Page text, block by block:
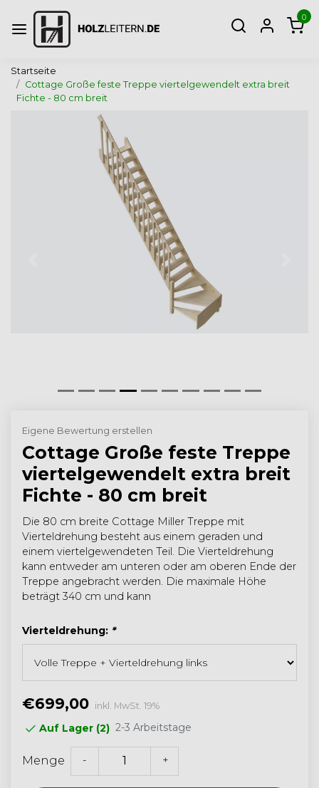
0
Startseite
Cottage Große feste Treppe viertelgewendelt extra breit
Fichte - 80 cm breit
Eigene Bewertung erstellen
Cottage Große feste Treppe
viertelgewendelt extra breit
Fichte - 80 cm breit
Die 80 cm breite Cottage Miller Treppe mit
Vierteldrehung besteht aus einem geraden und
einem viertelgewendeten Teil. Die Vierteldrehung
kann entweder am unteren oder am oberen Ende der
Treppe angebracht werden. Die maximale Höhe
beträgt 340 cm und kann
Vierteldrehung: *
€699,00 inkl. MwSt. 19%
Auf Lager (2) 2-3 Arbeitstage
Menge - +